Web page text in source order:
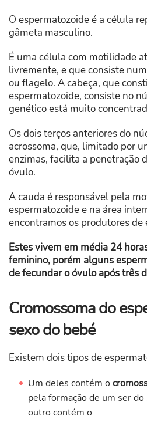
O espermatozoide é a célula
gâmeta masculino.
É uma célula com motilidade
livremente, e que consiste
ou flagelo. A cabeça, que
espermatozoide, consiste no
genético está muito
Os dois terços anteriores do
acrossoma, que, limitado por
enzimas, facilita a penetração
óvulo.
A cauda é responsável pela
espermatozoide e na área
encontramos os produtores de
Estes vivem em média 24
feminino, porém alguns
de fecundar o óvulo após três
Cromossoma do
sexo do bebé
Existem dois tipos de
Um deles contém o
pela formação de um ser
outro contém o